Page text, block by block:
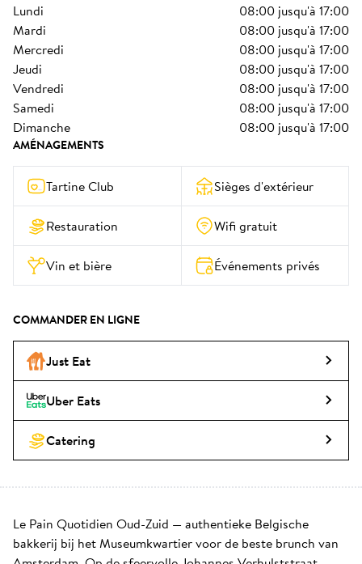
lundi 08:00 jusqu'à 17:00
mardi
08:00 jusqu'à 17:00
mercredi
08:00 jusqu'à 17:00
jeudi
08:00 jusqu'à 17:00
vendredi
08:00 jusqu'à 17:00
samedi
08:00 jusqu'à 17:00
dimanche
08:00 jusqu'à 17:00
AMÉNAGEMENTS
Tartine Club Sièges d'extérieur
Restauration Wifi gratuit
Vin et bière Événements privés
COMMANDER EN LIGNE
Just Eat
Uber Eats
Catering
Le Pain Quotidien Oud-Zuid — authentieke Belgische
bakkerij bij het Museumkwartier voor de beste brunch van